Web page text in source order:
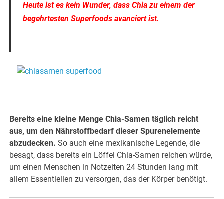
Heute ist es kein Wunder, dass Chia zu einem der
begehrtesten Superfoods avanciert ist.
Bereits eine kleine Menge Chia-Samen täglich reicht
aus, um den Nährstoffbedarf dieser Spurenelemente
abzudecken. So auch eine mexikanische Legende, die
besagt, dass bereits ein Löffel Chia-Samen reichen würde,
um einen Menschen in Notzeiten 24 Stunden lang mit
allem Essentiellen zu versorgen, das der Körper benötigt.